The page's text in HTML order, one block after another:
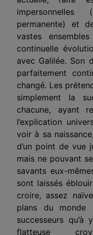
permanente) et
vastes
continuelle
avec Galilée. Son
parfaitement
changé. Les
simplement la
chacune, ayant
l’explication
voir à sa
d’un point de vue
mais ne pouvant
savants eux-
sont laissés
croire, assez
plans du monde
successeurs
flatteuse